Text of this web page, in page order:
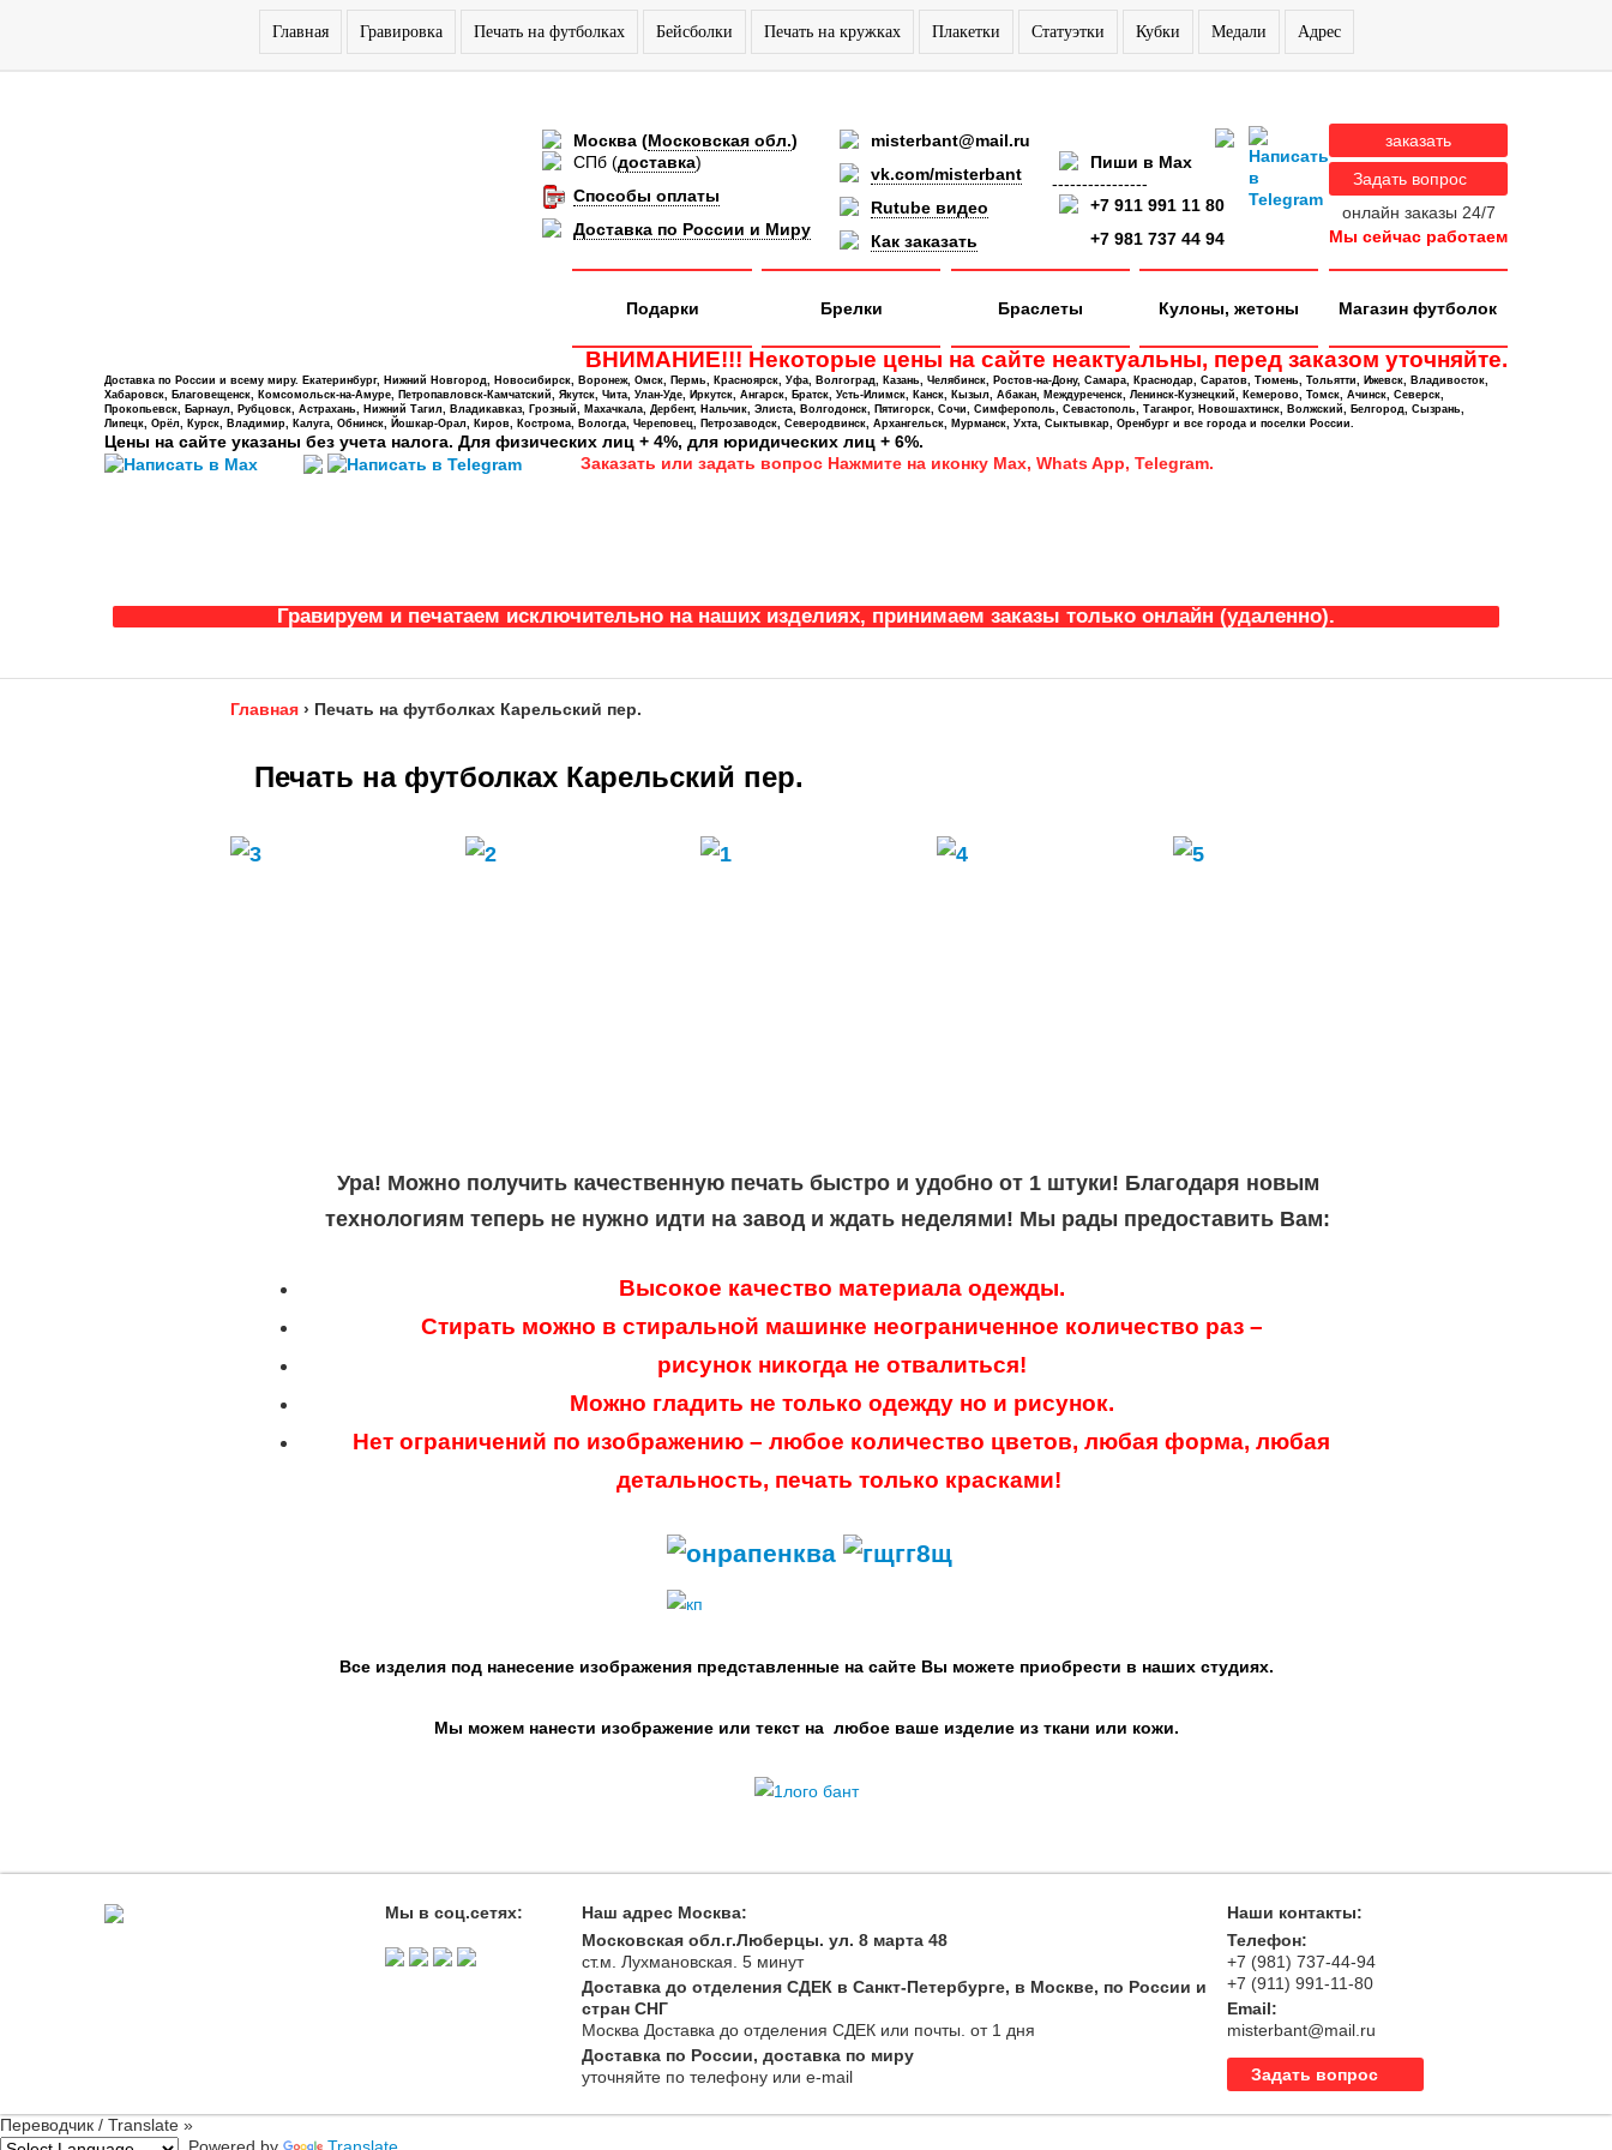
Главная Гравировка Печать на футболках Бейсболки Печать на кружках Плакетки Статуэтки Кубки Медали Адрес
Москва (Московская обл.)
СПб (доставка)
Способы оплаты
Доставка по России и Миру
misterbant@mail.ru
vk.com/misterbant
Rutube видео
Как заказать
Пиши в Max
----------------
+7 911 991 11 80
+7 981 737 44 94
заказать
Задать вопрос
онлайн заказы 24/7
Мы сейчас работаем
Магазин футболок
Кулоны, жетоны
Браслеты
Брелки
Подарки
ВНИМАНИЕ!!! Некоторые цены на сайте неактуальны, перед заказом уточняйте.
Доставка по России и всему миру. Екатеринбург, Нижний Новгород, Новосибирск, Воронеж, Омск, Пермь, Красноярск, Уфа, Волгоград, Казань, Челябинск, Ростов-на-Дону, Самара, Краснодар, Саратов, Тюмень, Тольятти, Ижевск, Владивосток,
Хабаровск, Благовещенск, Комсомольск-на-Амуре, Петропавловск-Камчатский, Якутск, Чита, Улан-Уде, Иркутск, Ангарск, Братск, Усть-Илимск, Канск, Кызыл, Абакан, Междуреченск, Ленинск-Кузнецкий, Кемерово, Томск, Ачинск, Северск,
Прокопьевск, Барнаул, Рубцовск, Астрахань, Нижний Тагил, Владикавказ, Грозный, Махачкала, Дербент, Нальчик, Элиста, Волгодонск, Пятигорск, Сочи, Симферополь, Севастополь, Таганрог, Новошахтинск, Волжский, Белгород, Сызрань,
Липецк, Орёл, Курск, Владимир, Калуга, Обнинск, Йошкар-Орал, Киров, Кострома, Вологда, Череповец, Петрозаводск, Северодвинск, Архангельск, Мурманск, Ухта, Сыктывкар, Оренбург и все города и поселки России.
Цены на сайте указаны без учета налога. Для физических лиц + 4%, для юридических лиц + 6%.
Заказать или задать вопрос Нажмите на иконку Max, Whats App, Telegram.
Гравируем и печатаем исключительно на наших изделиях, принимаем заказы только онлайн (удаленно).
Главная › Печать на футболках Карельский пер.
Печать на футболках Карельский пер.
Ура! Можно получить качественную печать быстро и удобно от 1 штуки! Благодаря новым
технологиям теперь не нужно идти на завод и ждать неделями! Мы рады предоставить Вам:
Высокое качество материала одежды.
Стирать можно в стиральной машинке неограниченное количество раз –
рисунок никогда не отвалиться!
Можно гладить не только одежду но и рисунок.
Нет ограничений по изображению – любое количество цветов, любая форма, любая
детальность, печать только красками!
Все изделия под нанесение изображения представленные на сайте Вы можете приобрести в наших студиях.
Мы можем нанести изображение или текст на любое ваше изделие из ткани или кожи.
Мы в соц.сетях:
Наш адрес Москва:
Московская обл.г.Люберцы. ул. 8 марта 48
ст.м. Лухмановская. 5 минут
Доставка до отделения СДЕК в Санкт-Петербурге, в Москве, по России и
стран СНГ
Москва Доставка до отделения СДЕК или почты . от 1 дня
Доставка по России, доставка по миру
уточняйтепо телефонуили e-mail
Наши контакты:
Телефон:
+7 (981) 737-44-94
+7 (911) 991-11-80
Email:
misterbant@mail.ru
Задать вопрос
Переводчик / Translate »